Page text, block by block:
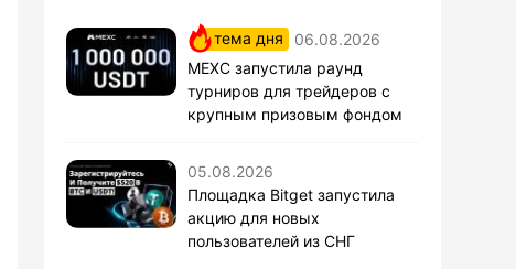
тема дня
06.08.2026
MEXC запустила раунд
турниров для трейдеров с
крупным призовым фондом
05.08.2026
Площадка Bitget запустила
акцию для новых
пользователей из СНГ